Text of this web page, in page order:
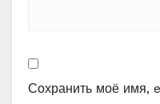
Сохранить моё имя,